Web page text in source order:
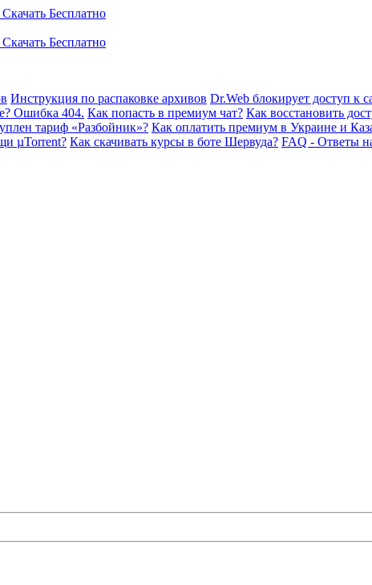
Инструкция по распаковке архивов Dr.Web блокирует доступ к
Ошибка 404. Как попасть в премиум чат? Как восстановить
тариф «Разбойник»? Как оплатить премиум в Украине и
µTorrent? Как скачивать курсы в боте Шервуда? FAQ - Ответы